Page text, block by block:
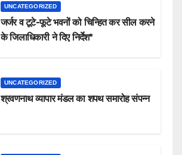
UNCATEGORIZED
जर्जर व टूटे-फूटे भवनों को चिन्हित कर सील करने
के जिलाधिकारी ने दिए निर्देश*
UNCATEGORIZED
श्रवणनाथ व्यापार मंडल का शपथ समारोह संपन्न